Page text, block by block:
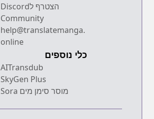
הצטרף לDiscord
Community
help@translatemanga.
online
כלי נוספים
AITransdub
SkyGen Plus
מוסר סימן מים Sora